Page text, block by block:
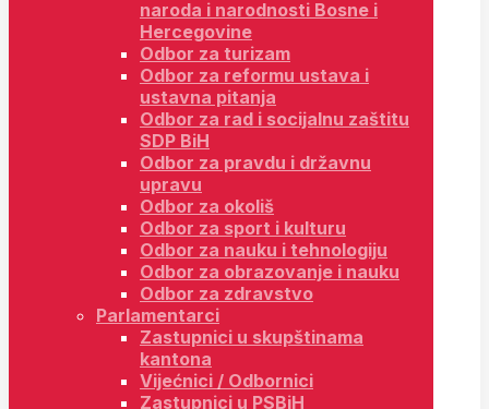
naroda i narodnosti Bosne i
Hercegovine
Odbor za turizam
Odbor za reformu ustava i
ustavna pitanja
Odbor za rad i socijalnu zaštitu
SDP BiH
Odbor za pravdu i državnu
upravu
Odbor za okoliš
Odbor za sport i kulturu
Odbor za nauku i tehnologiju
Odbor za obrazovanje i nauku
Odbor za zdravstvo
Parlamentarci
Zastupnici u skupštinama
kantona
Vijećnici / Odbornici
Zastupnici u PSBiH